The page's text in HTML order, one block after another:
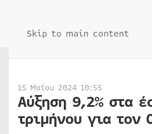
Skip to main content
15 Μαΐου 2024 10:55
Αύξηση 9,2% στα
τριμήνου για τον